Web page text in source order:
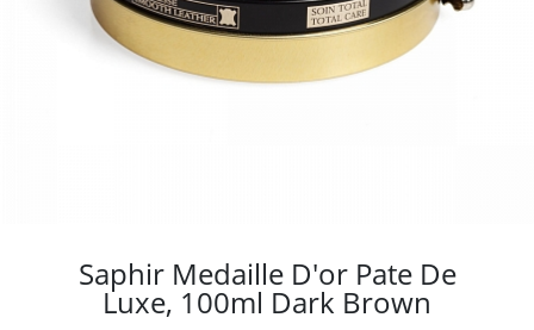
Saphir Medaille D'or Pate De
Luxe, 100ml Dark Brown